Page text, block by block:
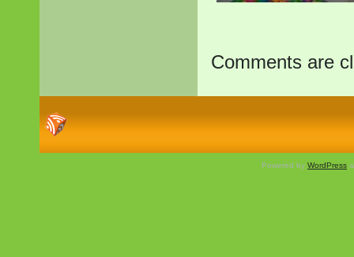
Comments are
Powered by WordPress